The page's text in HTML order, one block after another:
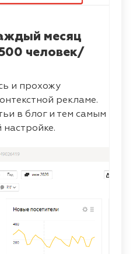
месяц
человек/
и прохожу
рекламе.
в блог и тем самым